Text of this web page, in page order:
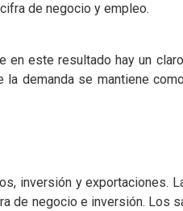
de negocio y empleo.
este resultado hay un
demanda se mantiene
inversión y exportaciones.
de negocio e inversión. Los